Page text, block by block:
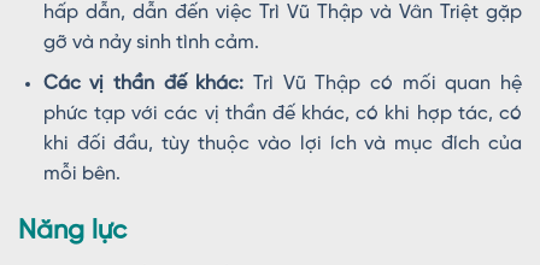
hấp dẫn, dẫn đến việc Trì Vũ Thập và Vân Triệt gặp
gỡ và nảy sinh tình cảm.
Các vị thần đế khác: Trì Vũ Thập có mối quan hệ
phức tạp với các vị thần đế khác, có khi hợp tác, có
khi đối đầu, tùy thuộc vào lợi ích và mục đích của
mỗi bên.
Năng lực